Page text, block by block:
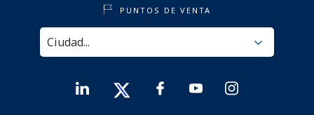
PUNTOS DE VENTA